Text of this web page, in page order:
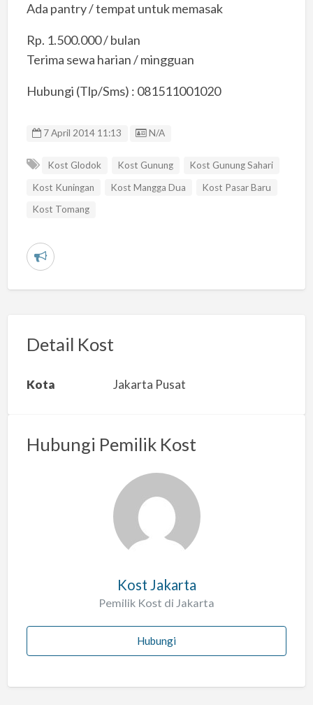
Ada pantry / tempat untuk memasak
Rp. 1.500.000 / bulan
Terima sewa harian / mingguan
Hubungi (Tlp/Sms) : 081511001020
7 April 2014 11:13 Listing ID
N/A
Kost Glodok Kost Gunung
Kost Gunung Sahari
Kost Kuningan
Kost Mangga Dua
Kost Pasar Baru
Kost Tomang
L
r
a
s
Detail Kost
Kota Jakarta Pusat
Hubungi Pemilik Kost
Kost Jakarta
Pemilik Kost di Jakarta
Hubungi